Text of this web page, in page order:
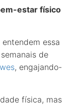
estar físico
essa
de
, engajando-
física, mas